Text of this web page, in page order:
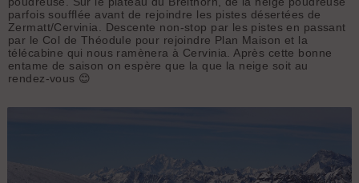
parfois soufflée avant de rejoindre les pistes désertées de
Zermatt/Cervinia. Descente non-stop par les pistes en passant
par le Col de Théodule pour rejoindre Plan Maison et la
télécabine qui nous ramènera à Cervinia. Après cette bonne
entame de saison on espère que la que la neige soit au
rendez-vous 😊